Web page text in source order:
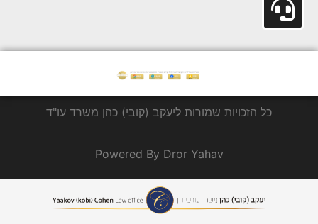
כל הזכויות שמורות ליעקב (קובי) כהן משרד עו"ד
Powered By Dror Yahav